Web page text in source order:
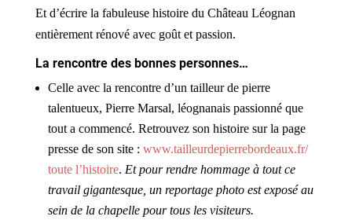
Et d’écrire la fabuleuse histoire du Château Léognan
entièrement rénové avec goût et passion.
La rencontre des bonnes personnes…
Celle avec la rencontre d’un tailleur de pierre
talentueux, Pierre Marsal, léognanais passionné que
tout a commencé. Retrouvez son histoire sur la page
presse de son site : www.tailleurdepierrebordeaux.fr/
toute l’histoire. Et pour rendre hommage à tout ce
travail gigantesque, un reportage photo est exposé au
sein de la chapelle pour tous les visiteurs.